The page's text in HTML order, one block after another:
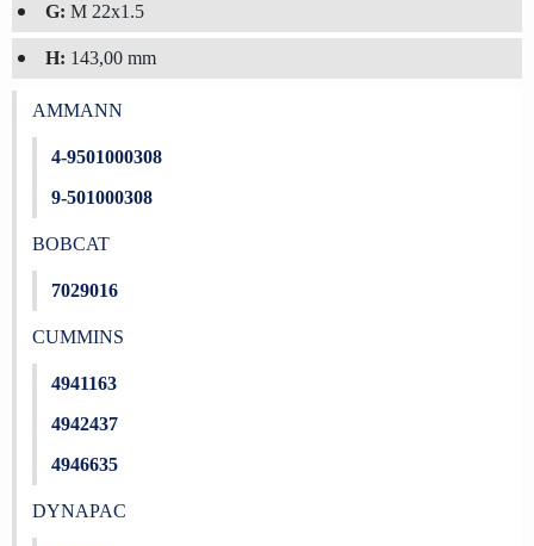
G: M 22x1.5
H: 143,00 mm
AMMANN
4-9501000308
9-501000308
BOBCAT
7029016
CUMMINS
4941163
4942437
4946635
DYNAPAC